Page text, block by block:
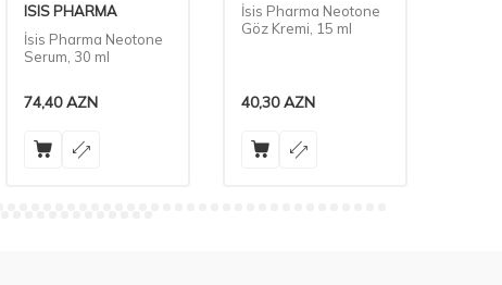
ISIS PHARMA
İsis Pharma Neotone
Serum, 30 ml
74,40AZN
İsis Pharma Neotone
Göz Kremi, 15 ml
40,30AZN